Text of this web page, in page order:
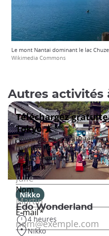
Le mont Nantai dominant le lac
Wikimedia Commons
Autres activités
Nikko
Edo Wonderland
4 heures
Nikko